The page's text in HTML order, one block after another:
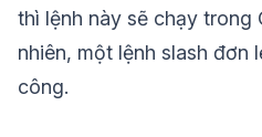
thì lệnh này sẽ chạy trong
nhiên, một lệnh slash đơn
công.